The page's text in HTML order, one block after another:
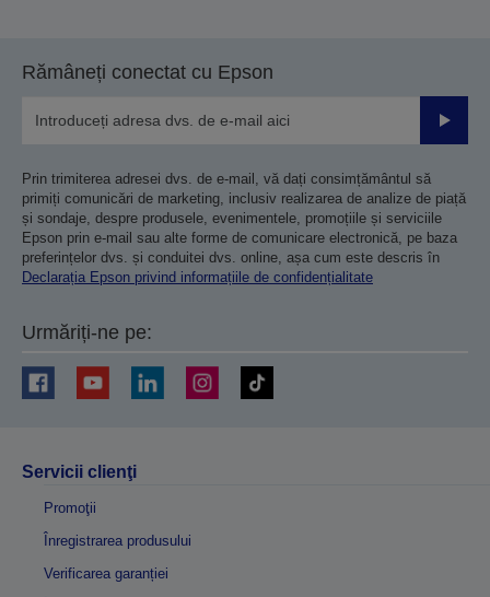
Rămâneți conectat cu Epson
Prin trimiterea adresei dvs. de e-mail, vă dați consimțământul să
primiți comunicări de marketing, inclusiv realizarea de analize de piață
și sondaje, despre produsele, evenimentele, promoțiile și serviciile
Epson prin e-mail sau alte forme de comunicare electronică, pe baza
preferințelor dvs. și conduitei dvs. online, așa cum este descris în
Declarația Epson privind informațiile de confidențialitate
Urmăriți-ne pe:
Servicii clienţi
Promoţii
Înregistrarea produsului
Verificarea garanției